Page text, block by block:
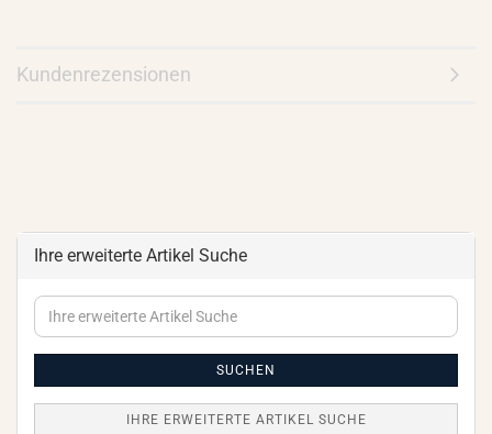
Kundenrezensionen
Ihre erweiterte Artikel Suche
Ihre
erweiterte
SUCHEN
IHRE ERWEITERTE ARTIKEL SUCHE